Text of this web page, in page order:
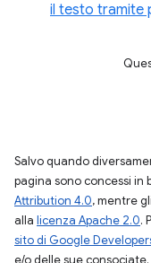
il testo tramite
Salvo quando
pagina sono concessi in
Attribution 4.0, mentre
alla licenza Apache 2.0.
sito di Google
e/o delle sue consociate.